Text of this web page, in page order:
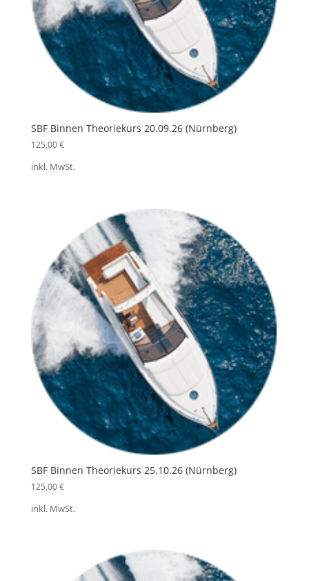
SBF Binnen Theoriekurs 20.09.26 (Nürnberg)
125,00€
inkl. MwSt.
SBF Binnen Theoriekurs 25.10.26 (Nürnberg)
125,00€
inkl. MwSt.